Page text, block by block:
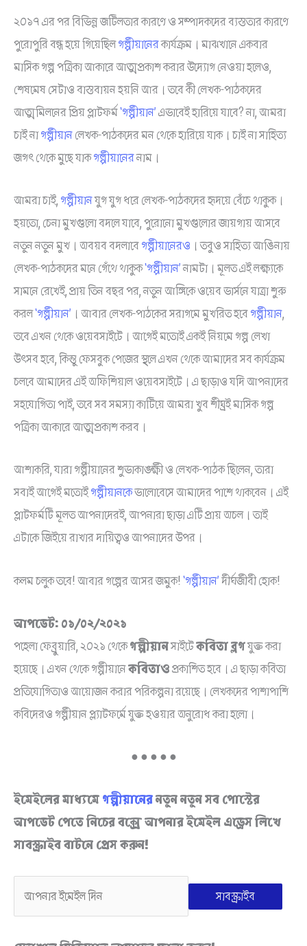
২০১৭ এর পর বিভিন্ন জটিলতার কারণে ও সম্পাদকদের ব্যস্ততার কারণে
পুরোপুরি বন্ধ হয়ে গিয়েছিলগল্পীয়ানেরকার্যক্রম। মাঝখানে একবার
মাসিক গল্প পত্রিকা আকারে আত্মপ্রকাশ করার উদ্যোগ নেওয়া হলেও,
শেষমেষ সেটাও বাস্তবায়ন হয়নি আর। তবে কী লেখক-পাঠকদের
আত্মমিলনের প্রিয় প্লাটফর্ম‘গল্পীয়ান’এভাবেই হারিয়ে যাবে? না, আমরা
চাই নাগল্পীয়ানলেখক-পাঠকদের মন থেকে হারিয়ে যাক। চাই না সাহিত্য
জগৎ থেকে মুছে যাকগল্পীয়ানেরনাম।
আমরা চাই,গল্পীয়ানযুগ যুগ ধরে লেখক-পাঠকদের হৃদয়ে বেঁচে থাকুক।
হয়তো, চেনা মুখগুলো বদলে যাবে, পুরোনো মুখগুলোর জায়গায় আসবে
নতুন নতুন মুখ। অবয়ব বদলাবেগল্পীয়ানেরও । তবুও সাহিত্য আঙিনায়
লেখক-পাঠকদের মনে গেঁথে থাকুক‘গল্পীয়ান’নামটা। মূলত এই লক্ষ্যকে
সামনে রেখেই, প্রায় তিন বছর পর, নতুন আঙ্গিকে ওয়েব ভার্সনে যাত্রা শুরু
করল‘গল্পীয়ান’ । আবার লেখক-পাঠকের সরাগমে মুখরিত হবেগল্পীয়ান,
তবে এখন থেকে ওয়েবসাইটে। আগেই মতোই একই নিয়মে গল্প লেখা
উৎসব হবে, কিন্তু ফেসবুক পেজের স্থলে এখন থেকে আমাদের সব কার্যক্রম
চলবে আমাদের এই অফিশিয়াল ওয়েবসাইটে। এ ছাড়াও যদি আপনাদের
সহযোগিতা পাই, তবে সব সমস্যা কাটিয়ে আমরা খুব শীঘ্রই মাসিক গল্প
পত্রিকা আকারে আত্মপ্রকাশ করব।
আশাকরি, যারা গল্পীয়ানের শুভাকাঙ্ক্ষী ও লেখক-পাঠক ছিলেন, তারা
সবাই আগেই মতোইগল্পীয়ানকেভালোবেসে আমাদের পাশে থাকবেন। এই
প্লাটফর্মটি মূলত আপনাদেরই, আপনারা ছাড়া এটি প্রায় অচল। তাই
এটাকে জিইয়ে রাখার দায়িত্বও আপনাদের উপর।
কলম চলুক তবে! আবার গল্পের আসর জমুক!‘গল্পীয়ান’দীর্ঘজীবী হোক!
আপডেট: ০১/০২/২০২১
পহেলা ফেব্রুয়ারি, ২০২১ থেকেগল্পীয়ানসাইটেকবিতা ব্লগযুক্ত করা
হয়েছে। এখন থেকে গল্পীয়ানেকবিতাওপ্রকাশিত হবে। এ ছাড়া কবিতা
প্রতিযোগিতাও আয়োজন করার পরিকল্পনা রয়েছে। লেখকদের পাশাপাশি
কবিদেরও গল্পীয়ান প্ল্যাটফর্মে যুক্ত হওয়ার অনুরোধ করা হলো।
● ● ● ● ●
ইমেইলের মাধ্যমেগল্পীয়ানেরনতুন নতুন সব পোস্টের
আপডেট পেতে নিচের বক্সে আপনার ইমেইল এড্রেস লিখে
সাবস্ক্রাইব বাটনে প্রেস করুন!
সাবস্ক্রাইব